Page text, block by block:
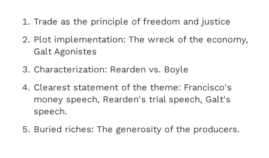
Trade as the principle of freedom and justice
Plot implementation: The wreck of the economy,
Galt Agonistes
Characterization: Rearden vs. Boyle
Clearest statement of the theme: Francisco's
money speech, Rearden's trial speech, Galt's
speech.
Buried riches: The generosity of the producers.